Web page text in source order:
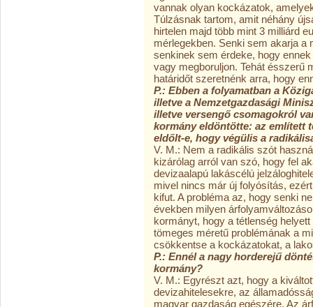
vannak olyan kockázatok,
Túlzásnak tartom, amit néhány
hirtelen majd több mint 3 milliárd
mérlegekben. Senki sem akarja a
senkinek sem érdeke, hogy
vagy megboruljon. Tehát ésszerű
határidőt szeretnénk arra, hogy
P.: Ebben a folyamatban a
illetve a Nemzetgazdasági
illetve versengő csomagokról
kormány eldöntötte: az említett
eldőlt-e, hogy végülis a
V. M.: Nem a radikális szót
kizárólag arról van szó, hogy fel
devizaalapú lakáscélú
mivel nincs már új folyósítás,
kifut. A probléma az, hogy senki
években milyen
kormányt, hogy a tétlenség
tömeges méretű problémának a
csökkentse a kockázatokat, a
P.: Ennél a nagy horderejű
kormány?
V. M.: Egyrészt azt, hogy a
devizahitelesekre, az
magyar gazdaság egészére. Az